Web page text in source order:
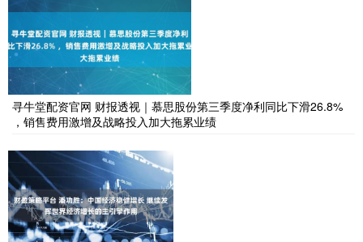
寻牛堂配资官网 财报透视｜慕思股份第三季度净利同比下滑26.8%
，销售费用激增及战略投入加大拖累业绩